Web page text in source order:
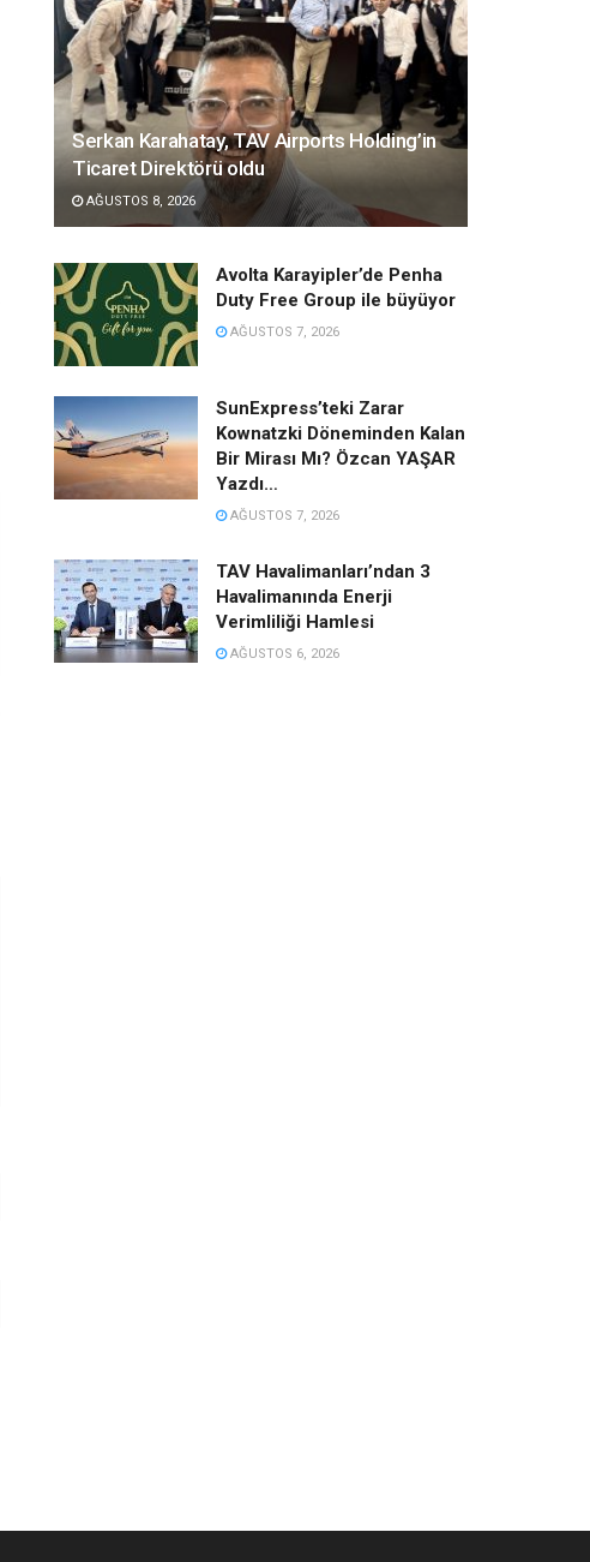
Serkan Karahatay, TAV Airports Holding’in
Ticaret Direktörü oldu
AĞUSTOS 8, 2026
Avolta Karayipler’de Penha
Duty Free Group ile büyüyor
AĞUSTOS 7, 2026
SunExpress’teki Zarar
Kownatzki Döneminden Kalan
Bir Mirası Mı? Özcan YAŞAR
Yazdı…
AĞUSTOS 7, 2026
TAV Havalimanları’ndan 3
Havalimanında Enerji
Verimliliği Hamlesi
AĞUSTOS 6, 2026